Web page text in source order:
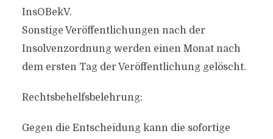
InsOBekV.
Sonstige Veröffentlichungen nach der
Insolvenzordnung werden einen Monat nach
dem ersten Tag der Veröffentlichung gelöscht.
Rechtsbehelfsbelehrung:
Gegen die Entscheidung kann die sofortige